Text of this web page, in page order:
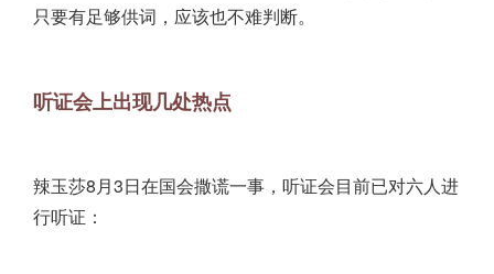
只要有足够供词，应该也不难判断。
听证会上出现几处热点
辣玉莎8月3日在国会撒谎一事，听证会目前已对六人进
行听证：